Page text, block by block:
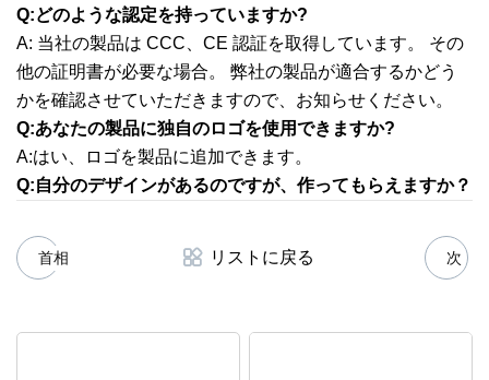
Q:どのような認定を持っていますか?
A: 当社の製品は CCC、CE 認証を取得しています。 その
他の証明書が必要な場合。 弊社の製品が適合するかどう
かを確認させていただきますので、お知らせください。
Q:あなたの製品に独自のロゴを使用できますか?
A:はい、ロゴを製品に追加できます。
Q:自分のデザインがあるのですが、作ってもらえますか？
首相 リストに戻る 次